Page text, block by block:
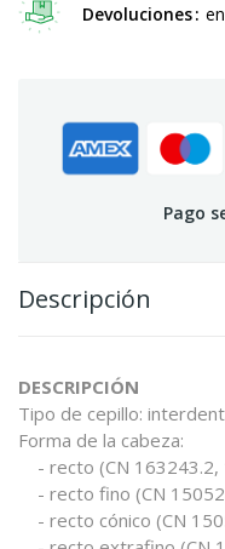
Devoluciones
Pago
Descripción
DESCRIPCIÓN
Tipo de cepillo:
Forma de la cabeza:
- recto (CN 163243.2,
- recto fino (CN
- recto cónico (CN